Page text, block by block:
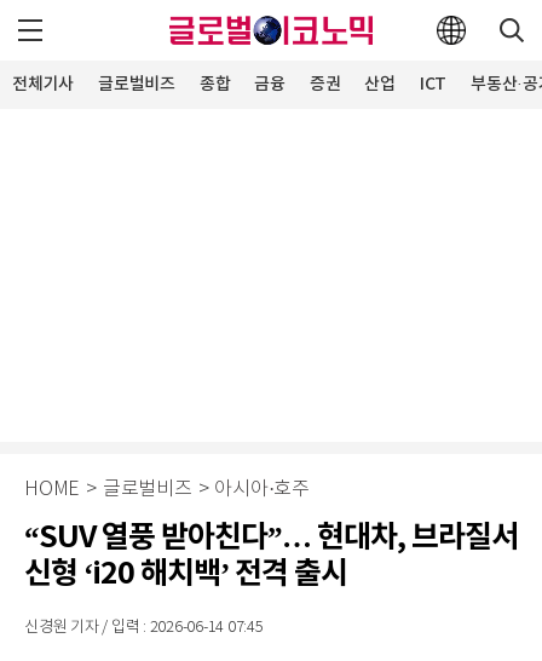
전체기사 글로벌비즈 종합 금융 증권 산업 ICT 부동산·
HOME > 글로벌비즈 > 아시아·호주
“SUV 열풍 받아친다”… 현대차, 브라질서
신형 ‘i20 해치백’ 전격 출시
신경원 기자 / 입력 : 2026-06-14 07:45